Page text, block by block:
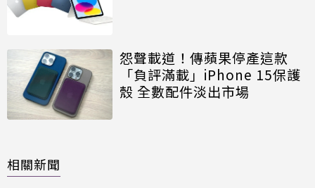
怨聲載道！傳蘋果停產這款
「負評滿載」iPhone 15保護
殼 全數配件淡出市場
相關新聞